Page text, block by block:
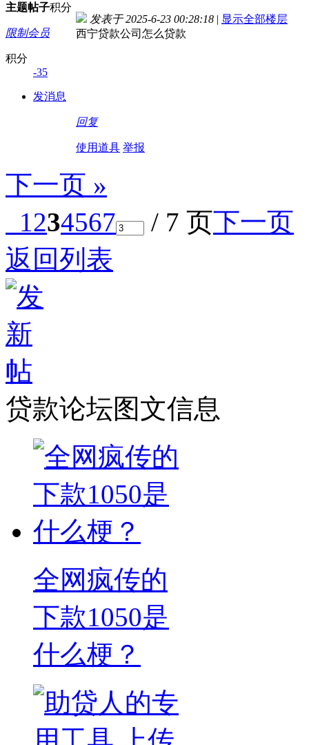
主题帖子积分
限制会员
积分
-35
发消息
发表于 2025-6-23 00:28:18 | 显示全部楼层
西宁贷款公司怎么贷款
回复
使用道具 举报
下一页 »
1234567 / 7 页下一页
返回列表
贷款论坛图文信息
全网疯传的
下款1050是
什么梗？